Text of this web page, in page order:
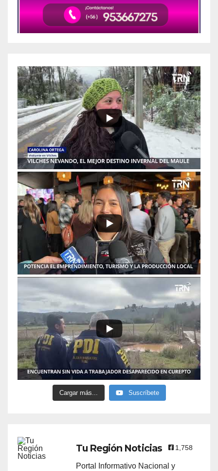
Cargar más... Suscríbete
Tu Región Noticias 1,758
Portal Informativo Nacional y